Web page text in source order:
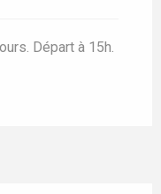
Départ à 15h.